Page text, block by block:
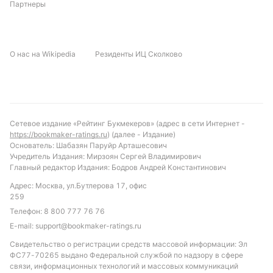
С учётом текущей формы и статистики личных
невысоким количеством голов. Вероятно, игра
втором тайме. Также стоит обратить внимание на
количество аутов, которое традиционно высоко в
этих встречах, особенно в первом тайме.
Обновлено:
Автор
Николай Абовян
Партнеры
О нас на Wikipedia Резиденты ИЦ Сколково
Сетевое издание «Рейтинг Букмекеров» (адрес в сети Интернет -
https://bookmaker-ratings.ru) (далее - Издание)
Основатель: Шабазян Паруйр Арташесович
Учредитель Издания: Мирзоян Сергей Владимирович
Главный редактор Издания: Бодров Андрей Константинович
Адрес: Москва, ул.Бутлерова 17, офис
259
Телефон: 8 800 777 76 76
E-mail: support@bookmaker-ratings.ru
Свидетельство о регистрации средств массовой информации: Эл
ФС77-70265 выдано Федеральной службой по надзору в сфере
связи, информационных технологий и массовых коммуникаций